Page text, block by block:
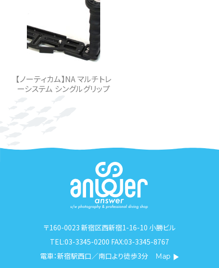
【ノーティカム】NA マルチトレ
ーシステム シングルグリップ
〒160-0023 新宿区西新宿1-16-10 小勝ビル
TEL:03-3345-0200 FAX:03-3345-8767
電車：新宿駅西口／南口より徒歩3分
Map